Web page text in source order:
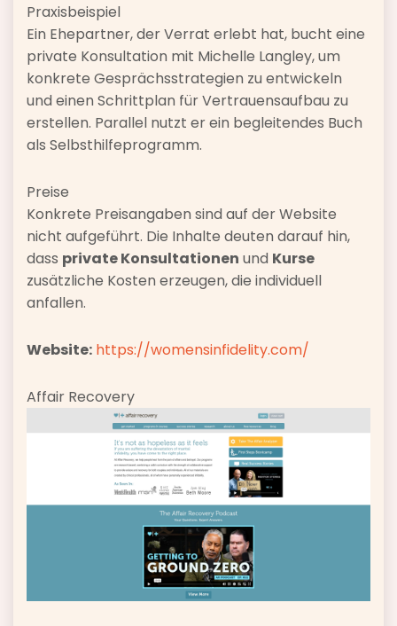
Praxisbeispiel
Ein Ehepartner, der Verrat erlebt hat, bucht eine
private Konsultation mit Michelle Langley, um
konkrete Gesprächsstrategien zu entwickeln
und einen Schrittplan für Vertrauensaufbau zu
erstellen. Parallel nutzt er ein begleitendes Buch
als Selbsthilfeprogramm.
Preise
Konkrete Preisangaben sind auf der Website
nicht aufgeführt. Die Inhalte deuten darauf hin,
dass private Konsultationen und Kurse
zusätzliche Kosten erzeugen, die individuell
anfallen.
Website: https://womensinfidelity.com/
Affair Recovery